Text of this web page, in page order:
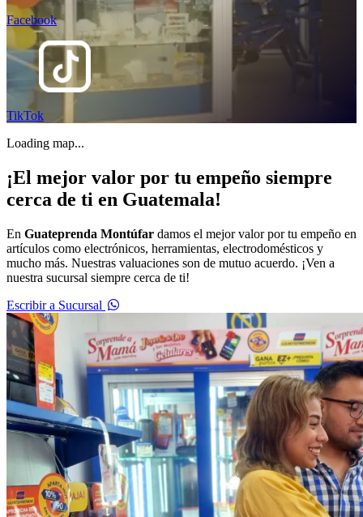
Facebook
TikTok
Loading map...
¡El mejor valor por tu empeño siempre
cerca de ti en Guatemala!
En Guateprenda Montúfar damos el mejor valor por tu empeño en
artículos como electrónicos, herramientas, electrodomésticos y
mucho más. Nuestras valuaciones son de mutuo acuerdo. ¡Ven a
nuestra sucursal siempre cerca de ti!
Escribir a Sucursal